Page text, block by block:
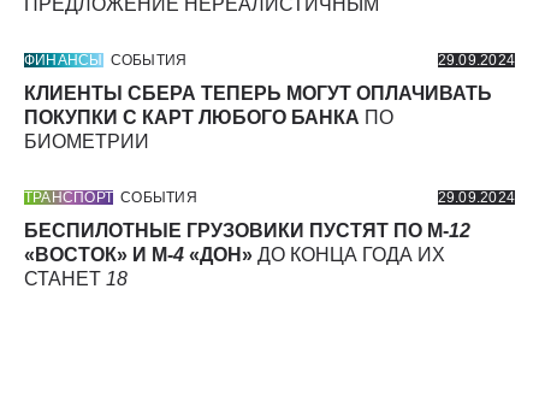
ПРЕДЛОЖЕНИЕ НЕРЕАЛИСТИЧНЫМ
ФИНАНСЫ СОБЫТИЯ 29.09.2024
КЛИЕНТЫ СБЕРА ТЕПЕРЬ МОГУТ ОПЛАЧИВАТЬ
ПОКУПКИ С КАРТ ЛЮБОГО БАНКА ПО
БИОМЕТРИИ
ТРАНСПОРТ СОБЫТИЯ 29.09.2024
БЕСПИЛОТНЫЕ ГРУЗОВИКИ ПУСТЯТ ПО М-12
«ВОСТОК» И М-4 «ДОН» ДО КОНЦА ГОДА ИХ
СТАНЕТ 18